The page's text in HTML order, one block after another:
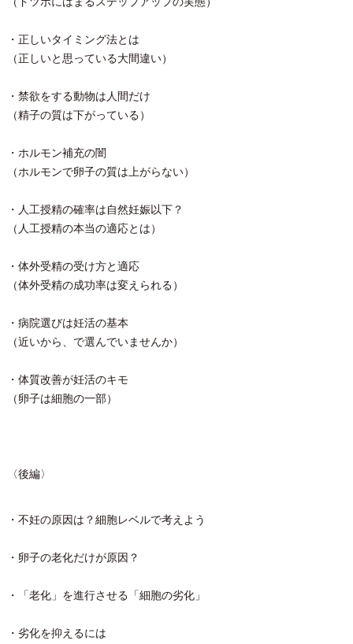
・正しいタイミング法とは
（正しいと思っている大間違い）
・禁欲をする動物は人間だけ
（精子の質は下がっている）
・ホルモン補充の闇
（ホルモンで卵子の質は上がらない）
・人工授精の確率は自然妊娠以下？
（人工授精の本当の適応とは）
・体外受精の受け方と適応
（体外受精の成功率は変えられる）
・病院選びは妊活の基本
（近いから、で選んでいませんか）
・体質改善が妊活のキモ
（卵子は細胞の一部）
〈後編〉
・不妊の原因は？細胞レベルで考えよう
・卵子の老化だけが原因？
・「老化」を進行させる「細胞の劣化」
・劣化を抑えるには